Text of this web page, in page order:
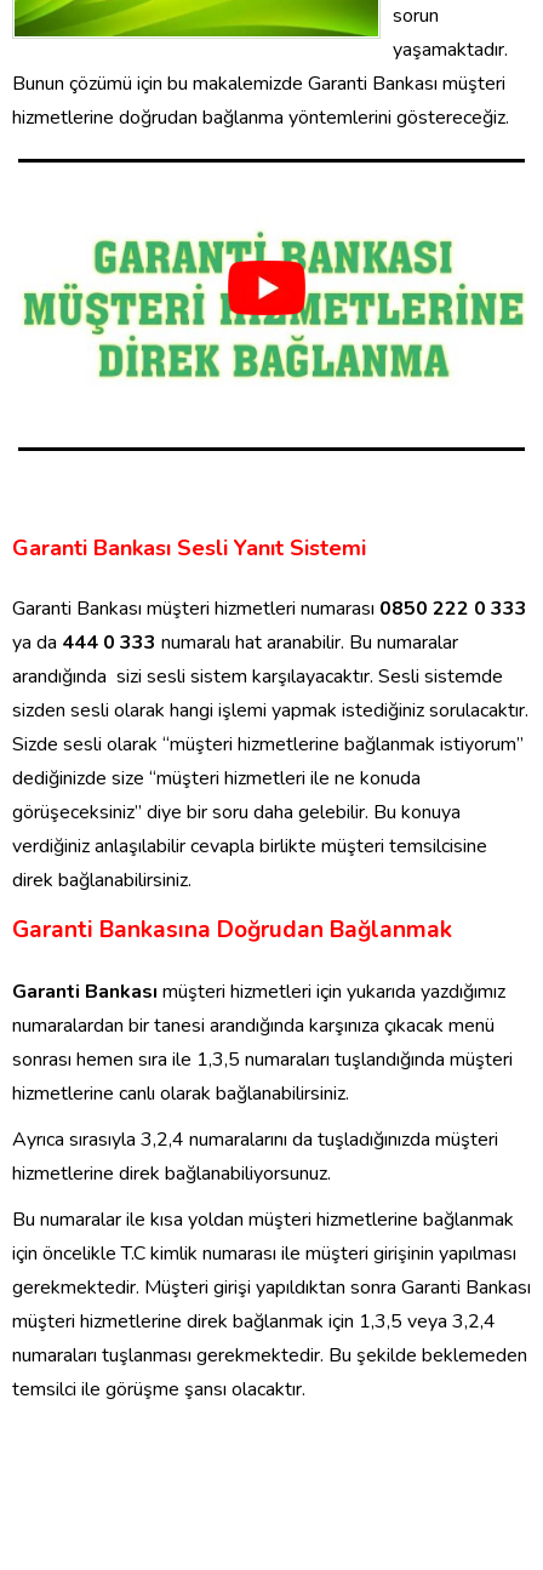
sorun
yaşamaktadır.
Bunun çözümü için bu makalemizde Garanti Bankası müşteri
hizmetlerine doğrudan bağlanma yöntemlerini göstereceğiz.
Garanti Bankası Sesli Yanıt Sistemi
Garanti Bankası müşteri hizmetleri numarası 0850 222 0 333
ya da 444 0 333 numaralı hat aranabilir. Bu numaralar
arandığında sizi sesli sistem karşılayacaktır. Sesli sistemde
sizden sesli olarak hangi işlemi yapmak istediğiniz sorulacaktır.
Sizde sesli olarak “müşteri hizmetlerine bağlanmak istiyorum”
dediğinizde size “müşteri hizmetleri ile ne konuda
görüşeceksiniz” diye bir soru daha gelebilir. Bu konuya
verdiğiniz anlaşılabilir cevapla birlikte müşteri temsilcisine
direk bağlanabilirsiniz.
Garanti Bankasına Doğrudan Bağlanmak
Garanti Bankası müşteri hizmetleri için yukarıda yazdığımız
numaralardan bir tanesi arandığında karşınıza çıkacak menü
sonrası hemen sıra ile 1,3,5 numaraları tuşlandığında müşteri
hizmetlerine canlı olarak bağlanabilirsiniz.
Ayrıca sırasıyla 3,2,4 numaralarını da tuşladığınızda müşteri
hizmetlerine direk bağlanabiliyorsunuz.
Bu numaralar ile kısa yoldan müşteri hizmetlerine bağlanmak
için öncelikle T.C kimlik numarası ile müşteri girişinin yapılması
gerekmektedir. Müşteri girişi yapıldıktan sonra Garanti Bankası
müşteri hizmetlerine direk bağlanmak için 1,3,5 veya 3,2,4
numaraları tuşlanması gerekmektedir. Bu şekilde beklemeden
temsilci ile görüşme şansı olacaktır.